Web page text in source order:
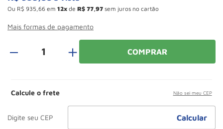
Ou R$ 935 66 em 12 de R$ 77 97 sem juros no cartão
Mais formas de pagamento
＋ COMPRAR
Calcule o frete Não sei meu CEP
10º Roda